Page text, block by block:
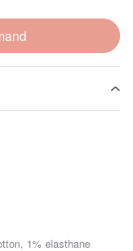
1% elasthane